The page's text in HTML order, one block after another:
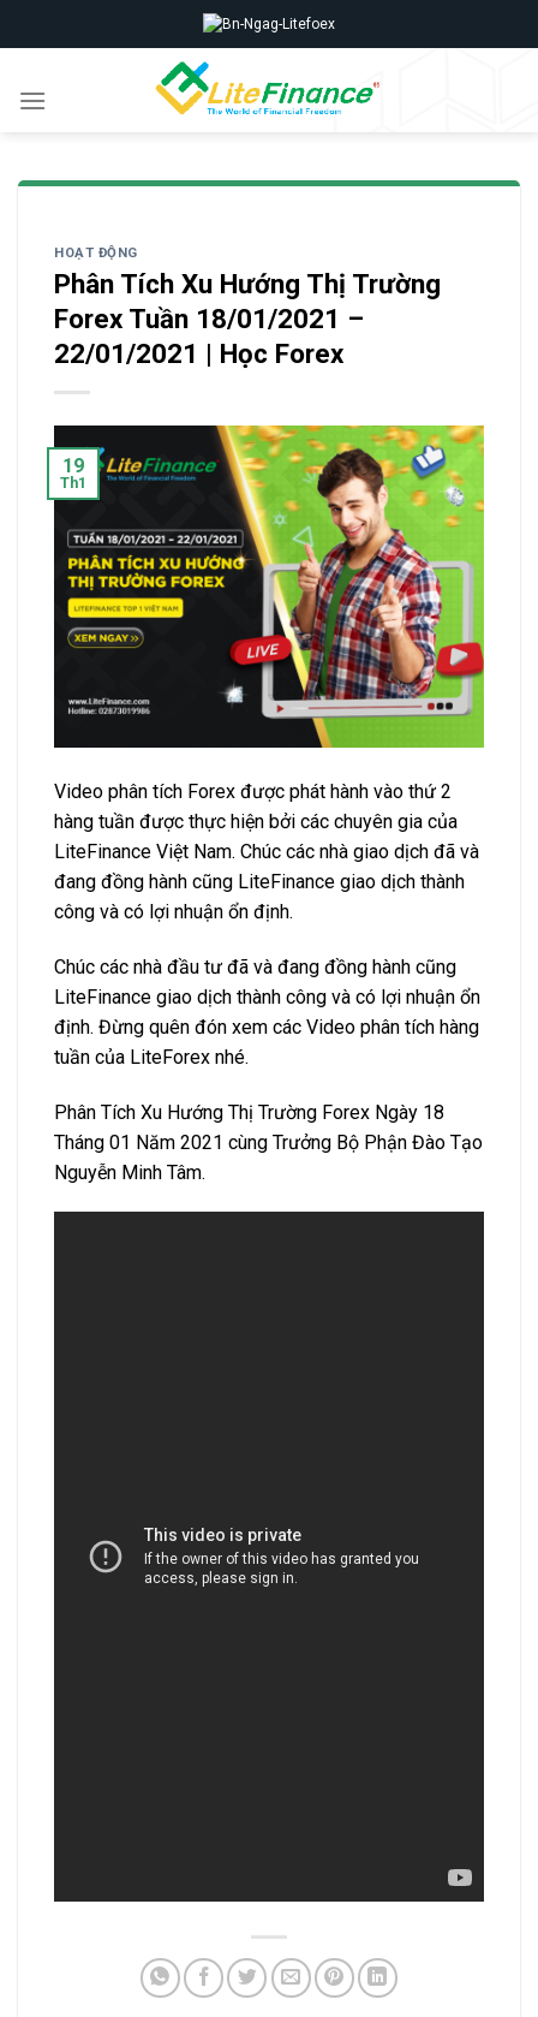
to
HOẠT ĐỘNG
Phân Tích Xu Hướng Thị Trường
Forex Tuần 18/01/2021 –
22/01/2021 | Học Forex
19
Th1
Video phân tích Forex được phát hành vào thứ 2
hàng tuần được thực hiện bởi các chuyên gia của
LiteFinance Việt Nam. Chúc các nhà giao dịch đã và
đang đồng hành cũng LiteFinance giao dịch thành
công và có lợi nhuận ổn định.
Chúc các nhà đầu tư đã và đang đồng hành cũng
LiteFinance giao dịch thành công và có lợi nhuận ổn
định. Đừng quên đón xem các Video phân tích hàng
tuần của LiteForex nhé.
Phân Tích Xu Hướng Thị Trường Forex Ngày 18
Tháng 01 Năm 2021 cùng Trưởng Bộ Phận Đào Tạo
Nguyễn Minh Tâm.